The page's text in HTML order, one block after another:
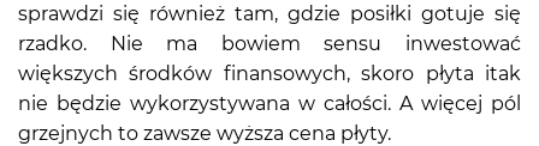
sprawdzi się również tam, gdzie posiłki gotuje się
rzadko. Nie ma bowiem sensu inwestować
większych środków finansowych, skoro płyta itak
nie będzie wykorzystywana w całości. A więcej pól
grzejnych to zawsze wyższa cena płyty.